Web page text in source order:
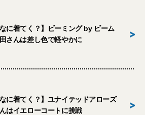
なに着てく？】ビーミング by ビーム
さんは差し色で軽やかに
>
なに着てく？】ユナイテッドアローズ
はイエローコートに挑戦
>